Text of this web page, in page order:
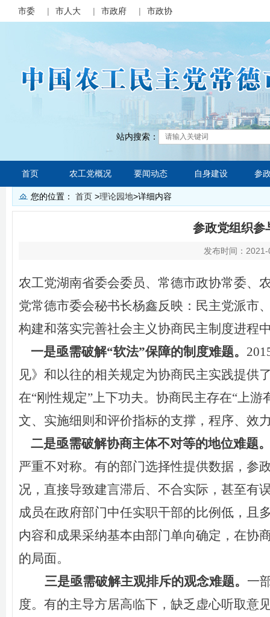
市委 | 市人大 | 市政府 | 市政协
站内搜索：
首页 农工党概况 要闻动态 自身建设 参
您的位置： 首页 >理论园地>详细内容
参政党组织参
发布时间：
农工党湖南省委会委员、常德市政协常委、
党常德市委会秘书长杨鑫反映： 民主党派市
构建和落实完善社会主义协商民主制度进程
一是亟需破解“软法”保障的制度难题。
见》和以往的相关规定为协商民主实践提供
在“刚性规定”上下功夫。协商民主存在“上
文、实施细则和评价指标的支撑，程序、效
二是亟需破解协商主体不对等的地位难题
严重不对称。有的部门选择性提供数据 ，参
况，直接导致建言滞后、不合实际，甚至有
成员在政府部门中任实职干部的比例低，
且
内容和成果采纳基本由部门单向确定 ， 在协
的局面。
三是亟需破解主观排斥的观念难题。 一
度。有的主导方居高临下，缺乏虚心听取意